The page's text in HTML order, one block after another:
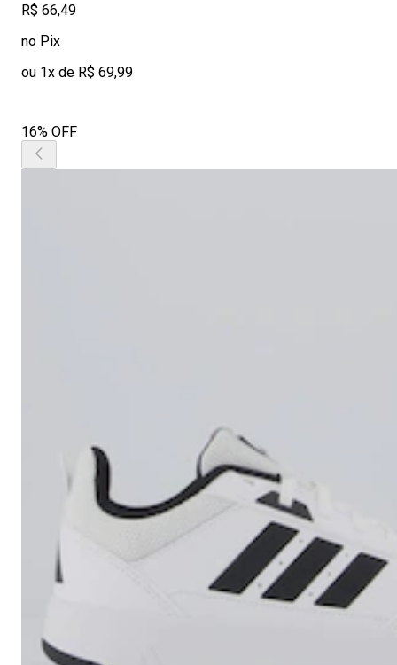
R$ 66,49
no Pix
ou 1x de R$ 69,99
16% OFF